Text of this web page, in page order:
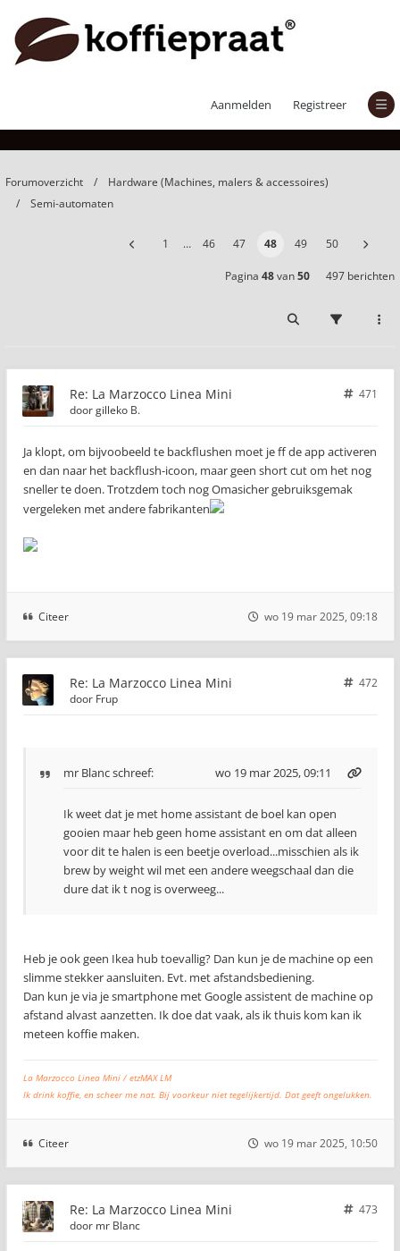
Aanmelden Registreer
La Marzocco Linea Mini
Forumoverzicht
Hardware (Machines, malers & accessoires)
Semi-automaten
1 … 46 47 48 49 50
Pagina 48van50 497 berichten
Re: La Marzocco Linea Mini
471
doorgilleko B.
Ja klopt, om bijvoobeeld te backflushen moet je ff de app activeren
en dan naar het backflush-icoon, maar geen short cut om het nog
sneller te doen. Trotzdem toch nog Omasicher gebruiksgemak
vergeleken met andere fabrikanten
Citeer wo 19 mar 2025, 09:18
Re: La Marzocco Linea Mini
472
door Frup
mr Blancschreef: wo 19 mar 2025, 09:11
Ik weet dat je met home assistant de boel kan open
gooien maar heb geen home assistant en om dat alleen
voor dit te halen is een beetje overload...misschien als ik
brew by weight wil met een andere weegschaal dan die
dure dat ik t nog is overweeg...
Heb je ook geen Ikea hub toevallig? Dan kun je de machine op een
slimme stekker aansluiten. Evt. met afstandsbediening.
Dan kun je via je smartphone met Google assistent de machine op
afstand alvast aanzetten. Ik doe dat vaak, als ik thuis kom kan ik
meteen koffie maken.
La Marzocco Linea Mini / etzMAX LM
Ik drink koffie, en scheer me nat. Bij voorkeur niet tegelijkertijd. Dat geeft ongelukken.
Citeer wo 19 mar 2025, 10:50
Re: La Marzocco Linea Mini
473
door mr Blanc